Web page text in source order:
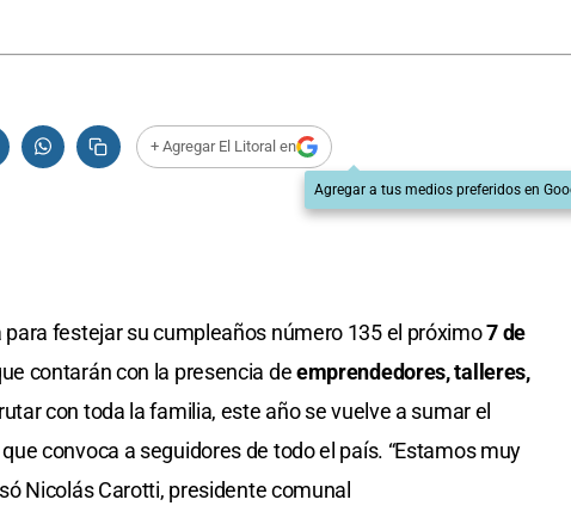
+ Agregar El Litoral en
Agregar a tus medios preferidos en
festejar su cumpleaños número 135 el próximo7 de
contarán con la presencia deemprendedores, talleres,
con toda la familia, este año se vuelve a sumar el
convoca a seguidores de todo el país. “Estamos muy
Nicolás Carotti, presidente comunal